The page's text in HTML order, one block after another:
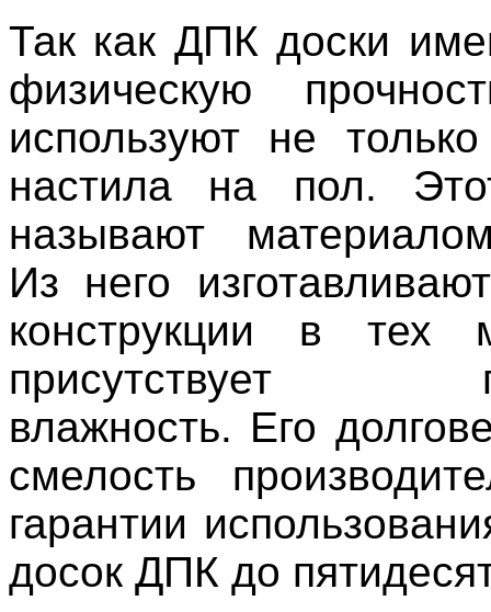
Так как ДПК доски
физическую
используют не
настила на пол.
называют
Из него
конструкции в тех
присутствует
влажность. Его
смелость
гарантии
досок ДПК до